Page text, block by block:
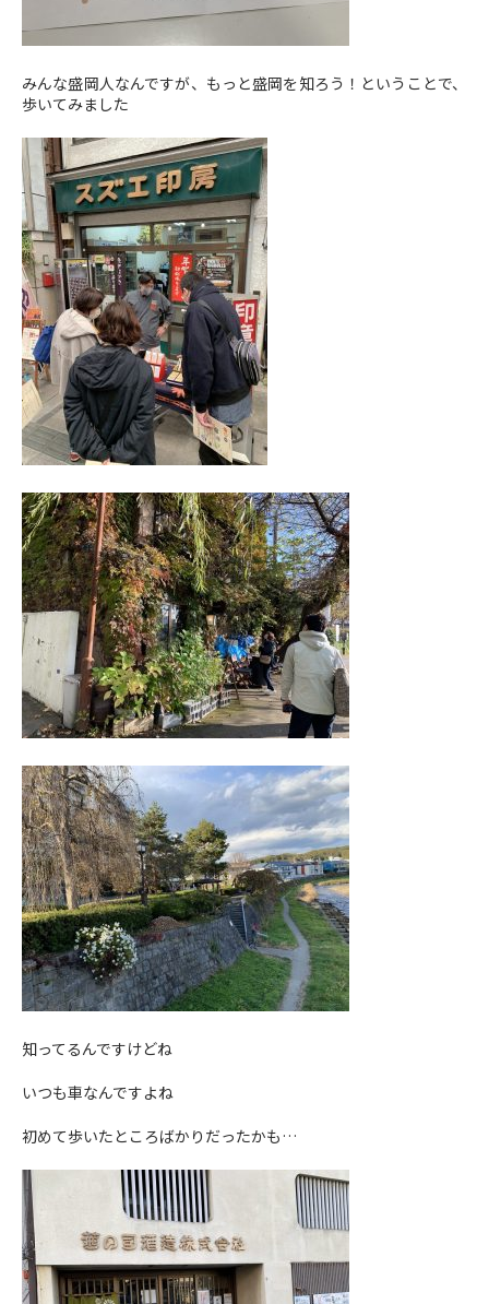
みんな盛岡人なんですが、もっと盛岡を知ろう！ということで、
歩いてみました
知ってるんですけどね
いつも車なんですよね
初めて歩いたところばかりだったかも…